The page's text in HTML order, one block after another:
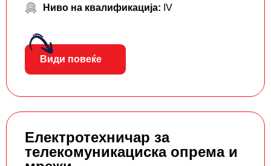
Ниво на квалификација: IV
Види повеќе
Електротехничар за
телекомуникациска опрема и